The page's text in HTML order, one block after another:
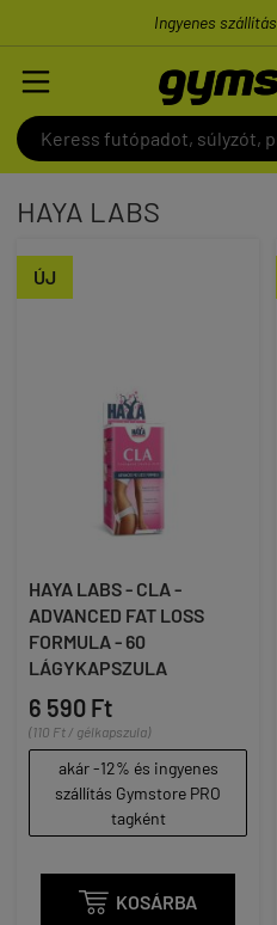
Ingyenes
HAYA LABS
ÚJ
HAYA LABS - CLA -
ADVANCED FAT LOSS
FORMULA - 60
LÁGYKAPSZULA
6 590 Ft
(110 Ft / gélkapszula)
akár -12% és ingyenes
szállítás Gymstore PRO
tagként
 KOSÁRBA